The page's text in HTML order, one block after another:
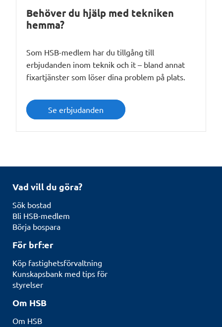
Behöver du hjälp med tekniken
hemma?
Som HSB-medlem har du tillgång till
erbjudanden inom teknik och it – bland annat
fixartjänster som löser dina problem på plats.
Se erbjudanden
Vad vill du göra?
Sök bostad
Bli HSB-medlem
Börja bospara
För brf:er
Köp fastighetsförvaltning
Kunskapsbank med tips för
styrelser
Om HSB
Om HSB